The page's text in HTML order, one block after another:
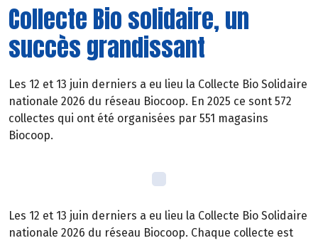
Collecte Bio solidaire, un
succès grandissant
Les 12 et 13 juin derniers a eu lieu la Collecte Bio Solidaire
nationale 2026 du réseau Biocoop. En 2025 ce sont 572
collectes qui ont été organisées par 551 magasins
Biocoop.
Les 12 et 13 juin derniers a eu lieu la Collecte Bio Solidaire
nationale 2026 du réseau Biocoop. Chaque collecte est